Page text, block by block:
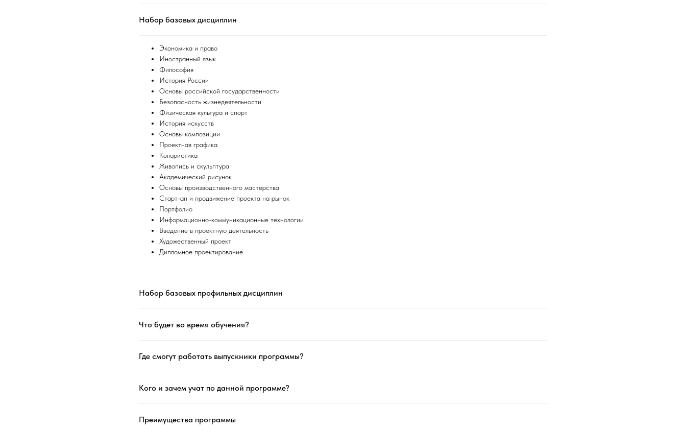
Набор базовых дисциплин
Экономика и право
Иностранный язык
Философия
История России
Основы российской государственности
Безопасность жизнедеятельности
Физическая культура и спорт
История искусств
Основы композиции
Проектная графика
Колористика
Живопись и скульптура
Академический рисунок
Основы производственного мастерства
Старт-ап и продвижение проекта на рынок
Портфолио
Информационно-коммуникационные технологии
Введение в проектную деятельность
Художественный проект
Дипломное проектирование
Набор базовых профильных дисциплин
Что будет во время обучения?
Где смогут работать выпускники программы?
Кого и зачем учат по данной программе?
Преимущества программы